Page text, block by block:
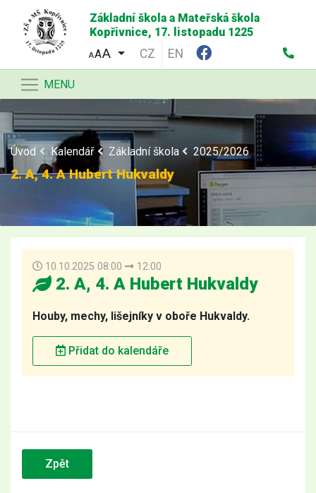
Základní škola a Mateřská škola
Kopřivnice, 17. listopadu 1225
AA CZ EN
MENU
Úvod Kalendář Základní škola 2025/2026
2. A, 4. A Hubert Hukvaldy
10.10.2025 08:00 12:00
2. A, 4. A Hubert Hukvaldy
Houby, mechy, lišejníky v oboře Hukvaldy.
Přidat do kalendáře
Zpět